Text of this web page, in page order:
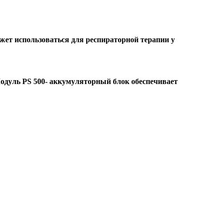
использоваться для респираторной терапии у
PS 500- аккумуляторный блок обеспечивает